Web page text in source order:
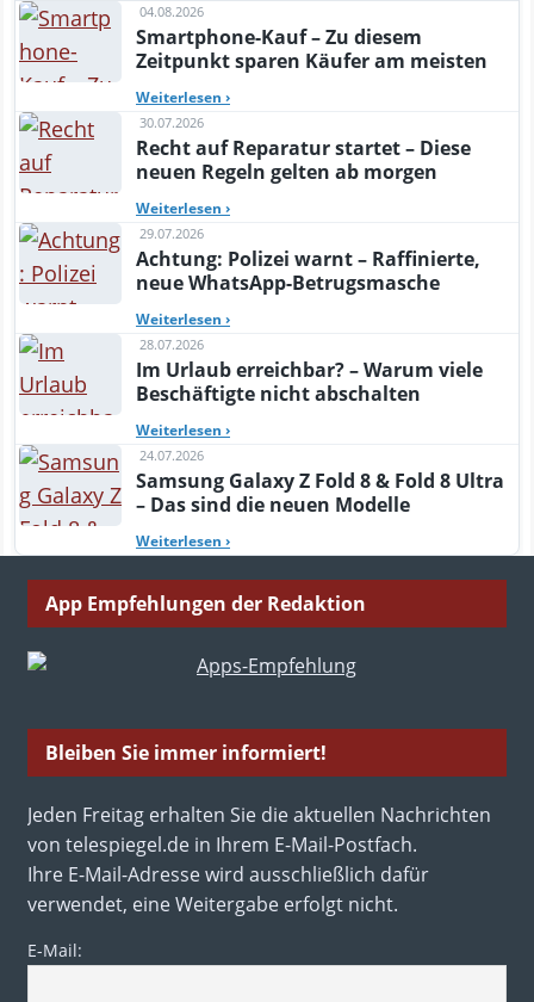
04.08.2026
Smartphone-Kauf – Zu diesem
Zeitpunkt sparen Käufer am meisten
Weiterlesen ›
30.07.2026
Recht auf Reparatur startet – Diese
neuen Regeln gelten ab morgen
Weiterlesen ›
29.07.2026
Achtung: Polizei warnt – Raffinierte,
neue WhatsApp-Betrugsmasche
Weiterlesen ›
28.07.2026
Im Urlaub erreichbar? – Warum viele
Beschäftigte nicht abschalten
Weiterlesen ›
24.07.2026
Samsung Galaxy Z Fold 8 & Fold 8 Ultra
– Das sind die neuen Modelle
Weiterlesen ›
App Empfehlungen der Redaktion
Bleiben Sie immer informiert!
Jeden Freitag erhalten Sie die aktuellen Nachrichten
von telespiegel.de in Ihrem E-Mail-Postfach.
Ihre E-Mail-Adresse wird ausschließlich dafür
verwendet, eine Weitergabe erfolgt nicht.
E-Mail: